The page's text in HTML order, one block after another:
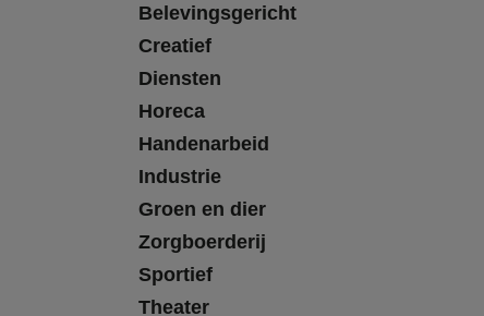
Belevingsgericht
Creatief
Diensten
Horeca
Handenarbeid
Industrie
Groen en dier
Zorgboerderij
Sportief
Theater